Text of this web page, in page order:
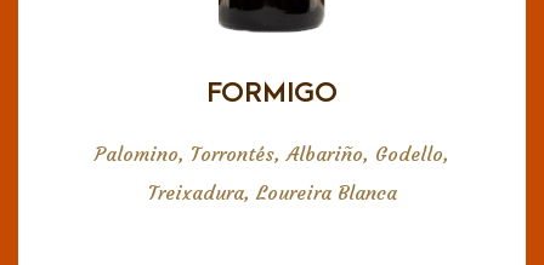
FORMIGO
Palomino, Torrontés, Albariño, Godello,
Treixadura, Loureira Blanca